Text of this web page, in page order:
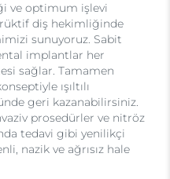
ve optimum işlevi
diş hekimliğinde
sunuyoruz. Sabit
implantlar her
sağlar. Tamamen
ışıltılı
geri kazanabilirsiniz.
prosedürler ve nitröz
tedavi gibi yenilikçi
nazik ve ağrısız hale